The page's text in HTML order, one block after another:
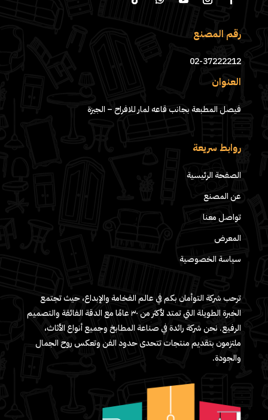
رقم المصنع
02-37222212
العنوان
فيصل المطبعة بجانب قاعه لمار للافراح – الجيزة
روابط سريعة
الصفحة الرئيسية
عن المصنع
تواصل معنا
المعرض
سياسة الخصوصية
ترحب شركة التوأمان بكم في عالم الفخامة والإبداع، حيث تجتمع
الخبرة الطويلة التي تمتد لأكثر من ٣٠ عامًا مع الدقة الفائقة والتصميم
الرفيع. نحن شركة رائدة في صناعة المطابخ وجميع أنواع الأثاث،
ملتزمون بتقديم منتجات تتحدى حدود الفن وتعكس روح الجمال
والجودة.